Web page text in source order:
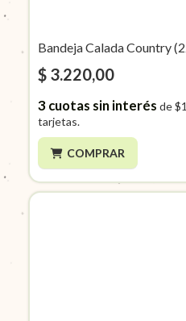
Bandeja Calada Country
$ 3.220,00
3cuotas sin interés de
tarjetas.
COMPRAR